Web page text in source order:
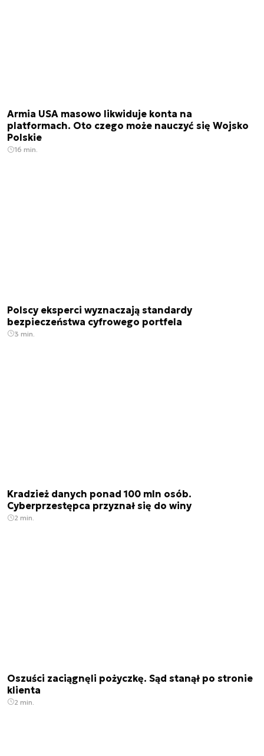
Armia USA masowo likwiduje konta na
platformach. Oto czego może nauczyć się Wojsko
Polskie
16 min.
Polscy eksperci wyznaczają standardy
bezpieczeństwa cyfrowego portfela
3 min.
Kradzież danych ponad 100 mln osób.
Cyberprzestępca przyznał się do winy
2 min.
Oszuści zaciągnęli pożyczkę. Sąd stanął po stronie
klienta
2 min.